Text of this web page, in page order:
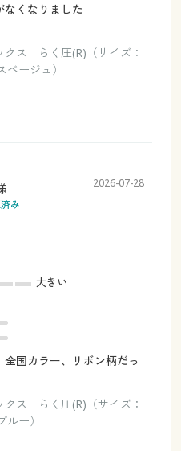
なくなりました
クス らく圧(R)（サイズ：
ージュ）
み
2026-07-28
大きい
国カラー、リボン柄だっ
クス らく圧(R)（サイズ：
ー）